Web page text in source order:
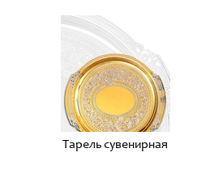
Тарель сувенирная